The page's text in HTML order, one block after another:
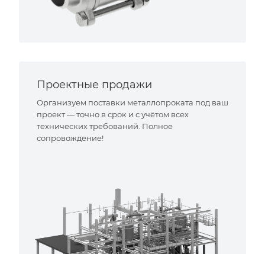
Проектные продажи
Организуем поставки металлопроката под ваш
проект — точно в срок и с учётом всех
технических требований. Полное
сопровождение!